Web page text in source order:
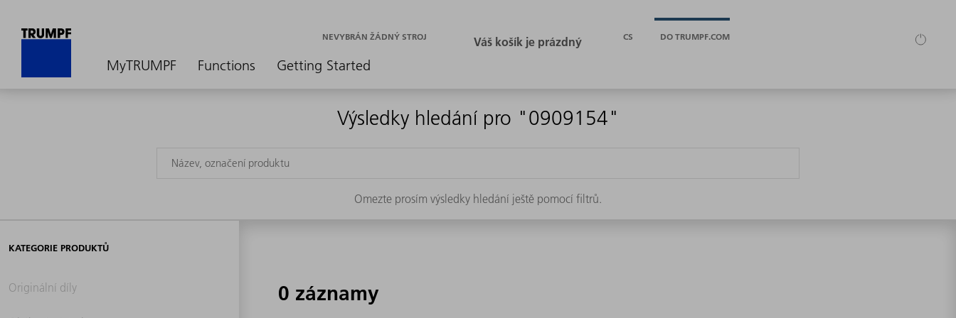
MyTRUMPF Functions Getting Started
NEVYBRÁN ŽÁDNÝ STROJ CS DO TRUMPF.COM
Výsledky hledání pro "0909154"
Omezte prosím výsledky hledání ještě pomocí filtrů.
KATEGORIE PRODUKTŮ
Originální díly 0 záznamy